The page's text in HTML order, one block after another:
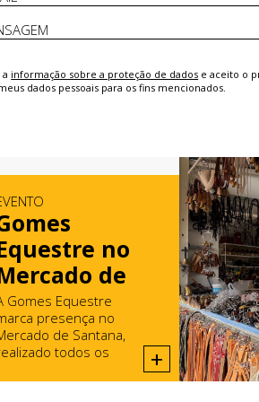
a informação sobre a proteção de dados e aceito o
dados pessoais para os fins mencionados.
no
de
Gomes Equestre
presença no
de Santana,
todos os
+